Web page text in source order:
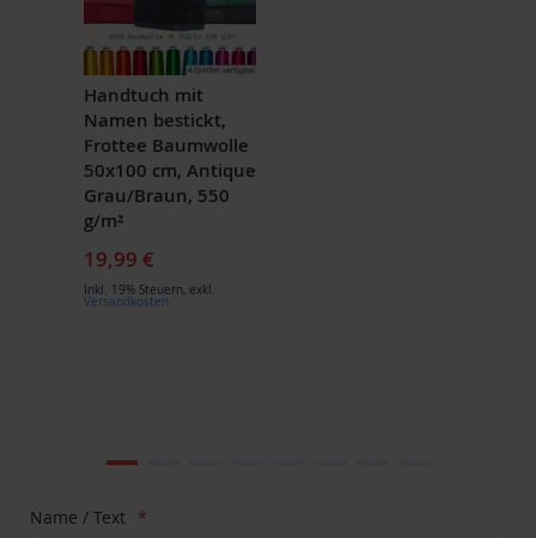
Bildgalerie
Zum
Name / Text
Handtuch mit
Namen bestickt,
Frottee Baumwolle
50x100 cm, Antique
Grau/Braun, 550
g/m²
19,99 €
Inkl. 19% Steuern, exkl.
Versandkosten